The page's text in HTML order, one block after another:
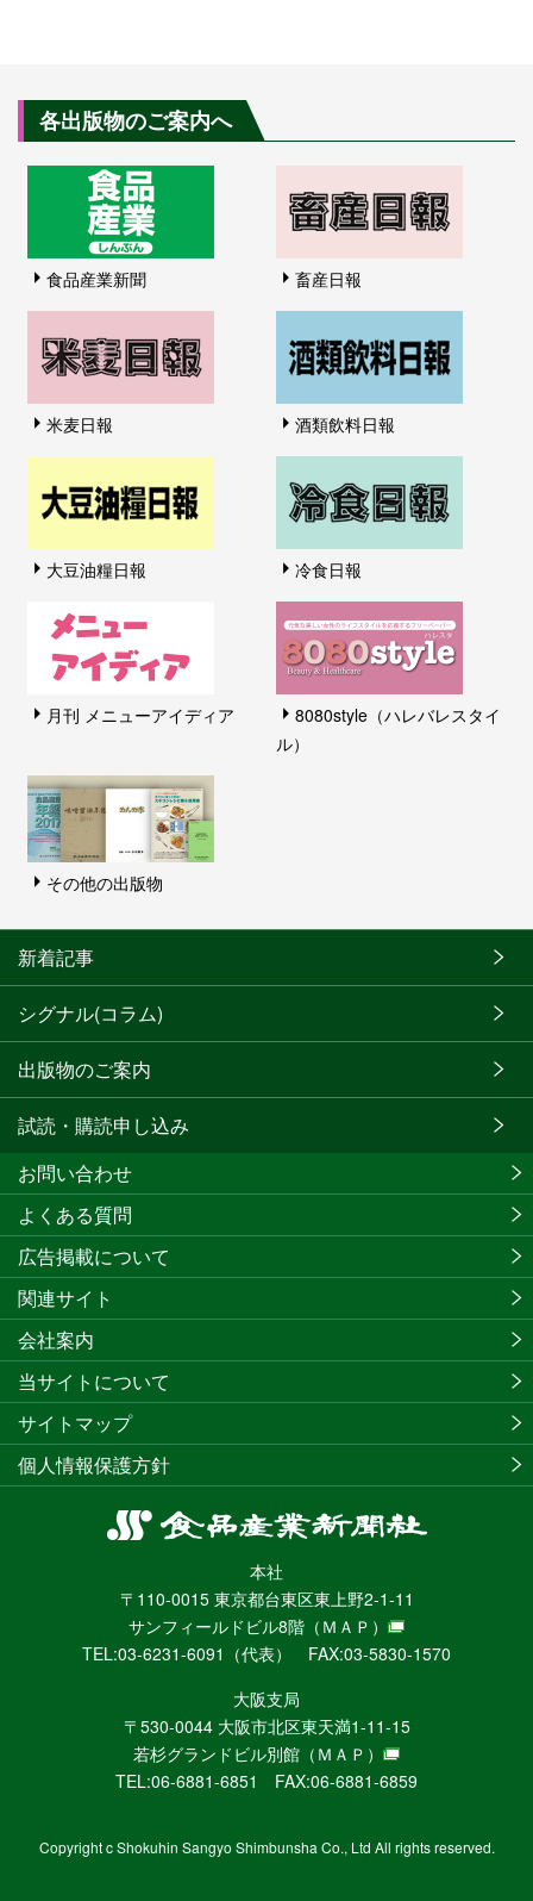
各出版物のご案内へ
食品産業新聞 畜産日報
米麦日報 酒類飲料日報
大豆油糧日報 冷食日報
月刊 メニューアイディア
8080style（ハレバレスタイ
ル）
その他の出版物
新着記事
シグナル(コラム)
出版物のご案内
試読・購読申し込み
食
産
業
新
聞
社
ニ
ュ
ー
WEB
本社
〒110-0015 東京都台東区東上野2-1-11
サンフィールドビル8階 （ＭＡＰ）
TEL:03-6231-6091（代表） FAX:03-5830-1570
大阪支局
〒530-0044 大阪市北区東天満1-11-15
若杉グランドビル別館 （ＭＡＰ）
TEL:06-6881-6851 FAX:06-6881-6859
お問い合わせ
よくある質問
広告掲載について
関連サイト
会社案内
当サイトについて
サイトマップ
個人情報保護方針
Copyright c Shokuhin Sangyo Shimbunsha Co., Ltd All rights reserved.